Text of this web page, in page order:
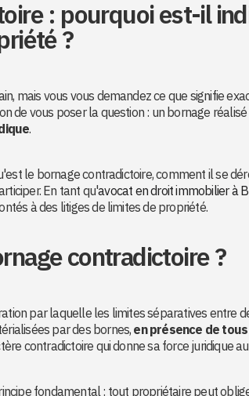
: pourquoi est-il
?
mais vous vous demandez ce que signifie
de vous poser la question : un bornage
.
le bornage contradictoire, comment il se
En tant qu'avocat en droit immobilier à
à des litiges de limites de propriété.
contradictoire ?
par laquelle les limites séparatives entre
par des bornes,en présence de
contradictoire qui donne sa force juridique
fondamental : tout propriétaire peut